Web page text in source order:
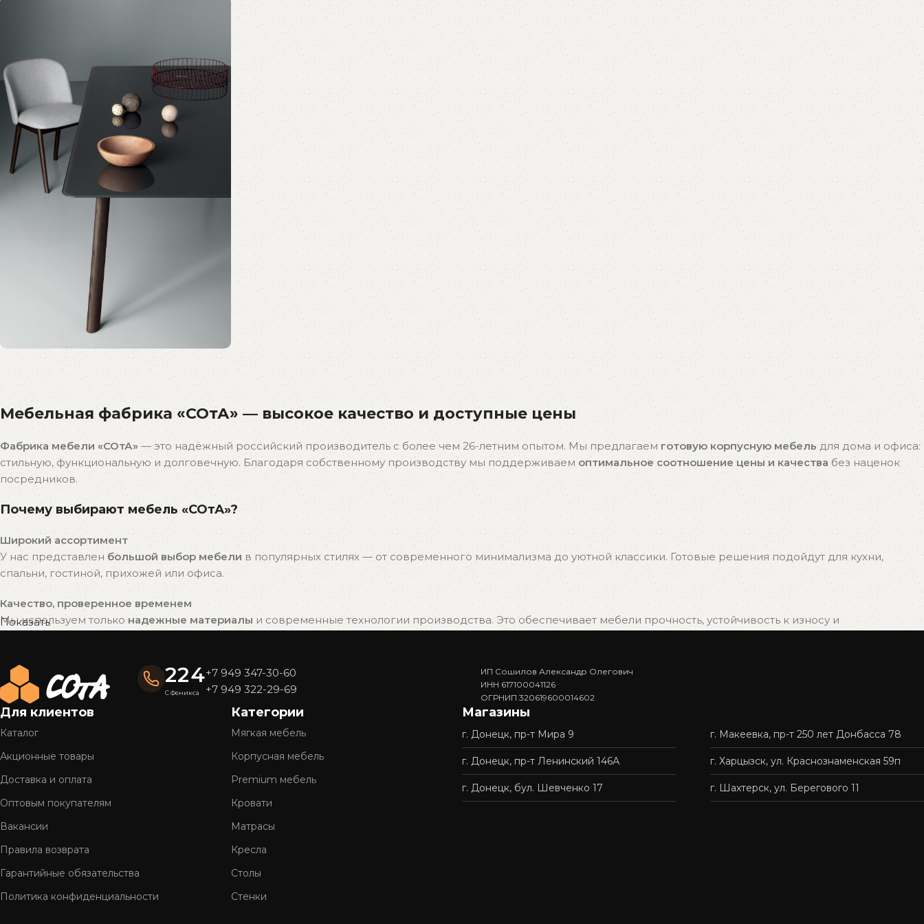
Распродажа
бестселлеров
Скидки на популярные модели!
К покупкам
Мебельная фабрика «СОтА» — высокое качество и доступные цены
Фабрика мебели «СОтА»— это надёжный российский производитель с более чем 26-летним опытом. Мы предлагаемготовую корпусную мебельдля дома и офиса:
стильную, функциональную и долговечную. Благодаря собственному производству мы поддерживаемоптимальное соотношение цены и качествабез наценок
посредников.
Почему выбирают мебель «СОтА»?
Широкий ассортимент
У нас представлен большой выбор мебели в популярных стилях — от современного минимализма до уютной классики. Готовые решения подойдут для кухни,
спальни, гостиной, прихожей или офиса.
Качество, проверенное временем
Мы используем только надежные материалыи современные технологии производства. Это обеспечивает мебели прочность, устойчивость к износу и
Готовые решения — быстро и удобно
Вся мебель «СОтА» уже в наличии и готова к отправке. Вам не придётся ждать изготовления — достаточно выбрать подходящий вариант, и мы быстро организуем
доставку.
Полное обслуживание
: консультацию, доставку и профессиональную сборку мебели. Покупка у нас — это удобно, быстро и без лишних хлопот.
Более 26 лет на рынке
Нам доверяют тысячи клиентов по всей стране. Мы гордимся нашей репутацией и стремимся сделать качественную мебель доступной каждому.
Показать
224
С Феникса
+7 949 347-30-60
+7 949 322-29-69
ИП Сошилов Александр Олегович
ИНН 617100041126
ОГРНИП 320619600014602
Для клиентов
Каталог
Акционные товары
Доставка и оплата
Оптовым покупателям
Вакансии
Правила возврата
Гарантийные обязательства
Политика конфиденциальности
Категории
Мягкая мебель
Корпусная мебель
Premium мебель
Кровати
Матрасы
Кресла
Столы
Стенки
Магазины
г. Донецк, пр-т Мира 9
г. Донецк, пр-т Ленинский 146А
г. Донецк, бул. Шевченко 17
г. Макеевка, пр-т 250 лет Донбасса 78
г. Харцызск, ул. Краснознаменская 59п
г. Шахтерск, ул. Берегового 11